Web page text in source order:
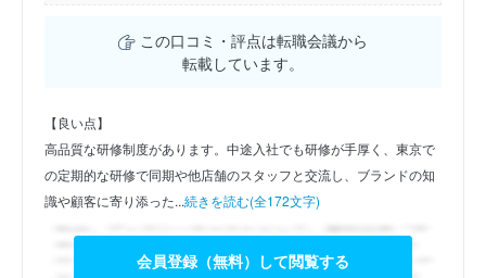
この口コミ・評点は転職会議から
転載しています。
【良い点】
高品質な研修制度があります。中途入社でも研修が手厚く、東京で
の定期的な研修で同期や他店舗のスタッフと交流し、ブランドの知
識や顧客に寄り添った...続きを読む(全172文字)
会員登録（無料）して閲覧する